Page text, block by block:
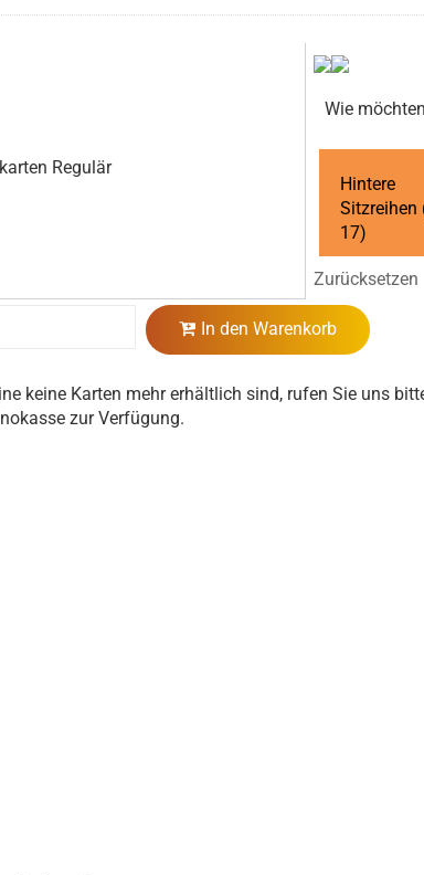
Regulär
Wie
Hintere
Sitzreihen
17)
Zurücksetzen
In den Warenkorb
keine Karten mehr erhältlich sind, rufen Sie uns
zur Verfügung.